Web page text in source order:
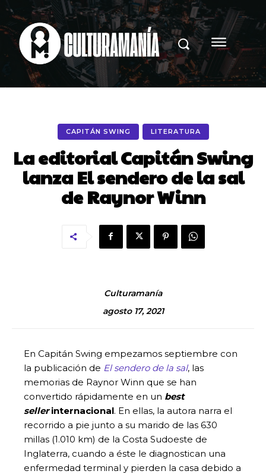
CAPITÁN SWING LITERATURA
La editorial Capitán Swing
lanza El sendero de la sal
de Raynor Winn
Culturamanía
agosto 17, 2021
En Capitán Swing empezamos septiembre con
la publicación de El sendero de la sal, las
memorias de Raynor Winn que se han
convertido rápidamente en un best
sellerinternacional. En ellas, la autora narra el
recorrido a pie junto a su marido de las 630
millas (1.010 km) de la Costa Sudoeste de
Inglaterra, cuando a éste le diagnostican una
enfermedad terminal y pierden la casa debido a